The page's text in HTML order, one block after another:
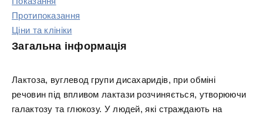
Протипоказання
Ціни та клініки
Загальна інформація
Лактоза, вуглевод групи дисахаридів, при обміні
речовин під впливом лактази розчиняється, утворюючи
галактозу та глюкозу. У людей, які страждають на